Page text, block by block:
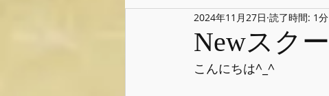
池上栄次郎(ベース) 機材紹介
Newスク
2024年11月27日 読了時間: 1分
こんにちは^_^